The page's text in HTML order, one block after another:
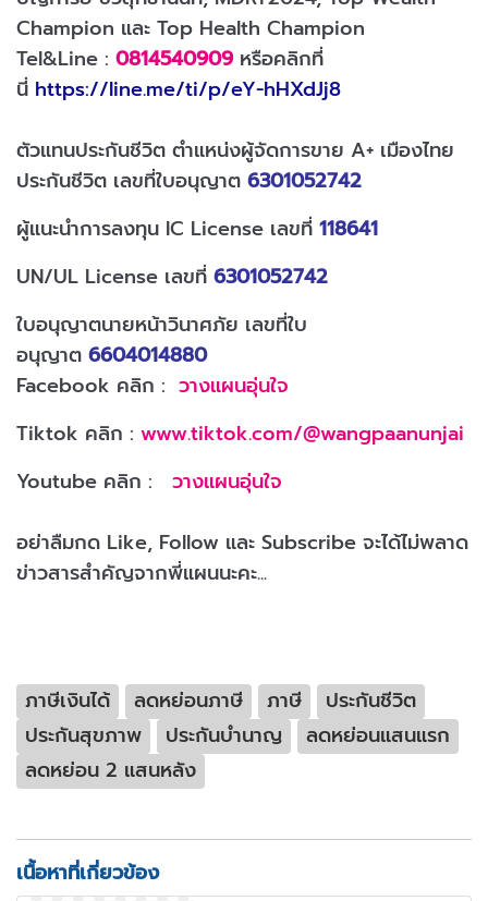
Champion และ Top Health Champion
Tel&Line : 0814540909 หรือคลิกที่
นี่ https://line.me/ti/p/eY-hHXdJj8
ตัวแทนประกันชีวิต ตำแหน่งผู้จัดการขาย A+ เมืองไทย
ประกันชีวิต เลขที่ใบอนุญาต 6301052742
ผู้แนะนำการลงทุน IC License เลขที่ 118641
UN/UL License เลขที่ 6301052742
ใบอนุญาตนายหน้าวินาศภัย เลขที่ใบ
อนุญาต 6604014880
Facebook คลิก : วางแผนอุ่นใจ
Tiktok คลิก : www.tiktok.com/@wangpaanunjai
Youtube คลิก : วางแผนอุ่นใจ
อย่าลืมกด Like, Follow และ Subscribe จะได้ไม่พลาด
ข่าวสารสำคัญจากพี่แผนนะคะ...
ภาษีเงินได้ ลดหย่อนภาษี ภาษี
ประกันชีวิต
ประกันสุขภาพ
ประกันบำนาญ
ลดหย่อนแสนแรก
ลดหย่อน 2 แสนหลัง
เนื้อหาที่เกี่ยวข้อง